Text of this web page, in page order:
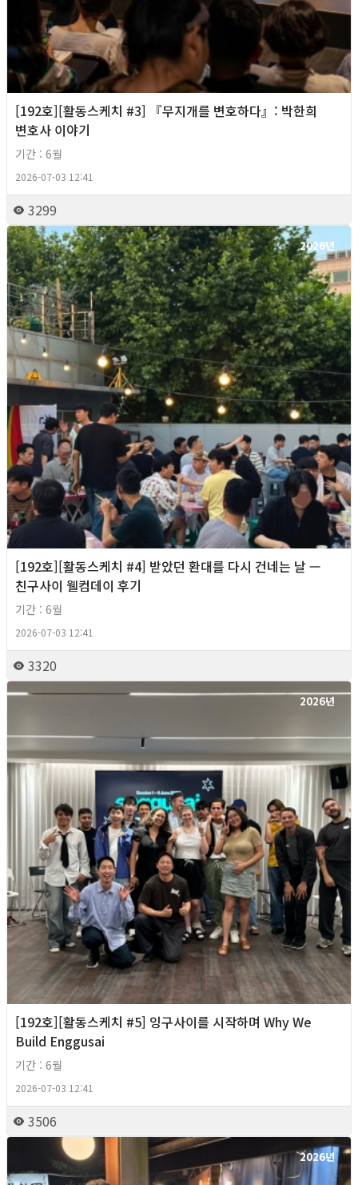
[192호][활동스케치 #3] 『무지개를 변호하다』: 박한희
변호사 이야기
기간 : 6월
2026-07-03 12:41
3299
2026년
[192호][활동스케치 #4] 받았던 환대를 다시 건네는 날 —
친구사이 웰컴데이 후기
기간 : 6월
2026-07-03 12:41
3320
2026년
[192호][활동스케치 #5] 잉구사이를 시작하며 Why We
Build Enggusai
기간 : 6월
2026-07-03 12:41
3506
2026년